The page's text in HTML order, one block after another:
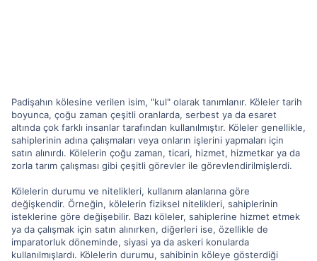
Padişahın kölesine verilen isim, "kul" olarak tanımlanır. Köleler tarih
boyunca, çoğu zaman çeşitli oranlarda, serbest ya da esaret
altında çok farklı insanlar tarafından kullanılmıştır. Köleler genellikle,
sahiplerinin adına çalışmaları veya onların işlerini yapmaları için
satın alınırdı. Kölelerin çoğu zaman, ticari, hizmet, hizmetkar ya da
zorla tarım çalışması gibi çeşitli görevler ile görevlendirilmişlerdi.
Kölelerin durumu ve nitelikleri, kullanım alanlarına göre
değişkendir. Örneğin, kölelerin fiziksel nitelikleri, sahiplerinin
isteklerine göre değişebilir. Bazı köleler, sahiplerine hizmet etmek
ya da çalışmak için satın alınırken, diğerleri ise, özellikle de
imparatorluk döneminde, siyasi ya da askeri konularda
kullanılmışlardı. Kölelerin durumu, sahibinin köleye gösterdiği